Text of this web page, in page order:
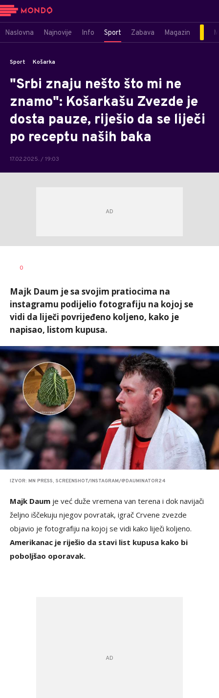
Naslovna Najnovije Info Sport Zabava Magazin
Sport Košarka
"Srbi znaju nešto što mi ne
znamo": Košarkašu Zvezde je
dosta pauze, riješio da se liječi
po receptu naših baka
17.02.2025. / 19:03
AUTOR
0
Majk Daum je sa svojim pratiocima na
instagramu podijelio fotografiju na kojoj se
vidi da liječi povrijeđeno koljeno, kako je
napisao, listom kupusa.
IZVOR: MN PRESS, SCREENSHOT/INSTAGRAM/@DAUMINATOR24
Majk Daum je već duže vremena van terena i dok navijači
željno iščekuju njegov povratak, igrač Crvene zvezde
objavio je fotografiju na kojoj se vidi kako liječi koljeno.
Amerikanac je riješio da stavi list kupusa kako bi
poboljšao oporavak.